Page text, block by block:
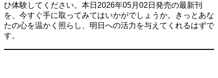
ひ体験してください。本日2026年05月02日発売の最新刊
を、今すぐ手に取ってみてはいかがでしょうか。きっとあな
たの心を温かく照らし、明日への活力を与えてくれるはずで
す。